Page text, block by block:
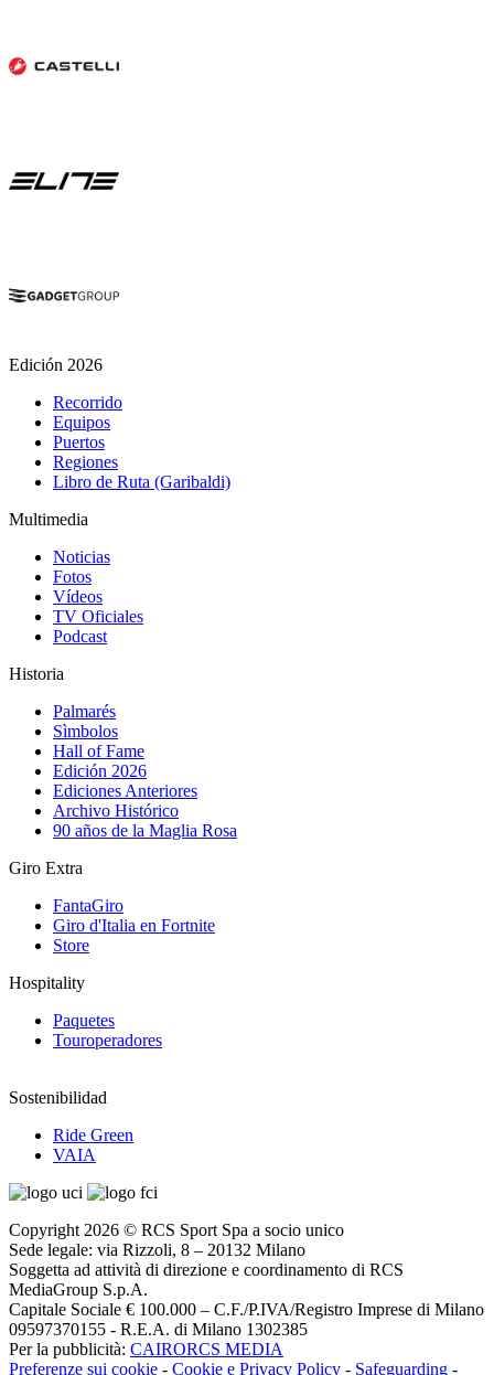
Edición 2026
Recorrido
Equipos
Puertos
Regiones
Libro de Ruta (Garibaldi)
Multimedia
Noticias
Fotos
Vídeos
TV Oficiales
Podcast
Historia
Palmarés
Sìmbolos
Hall of Fame
Edición 2026
Ediciones Anteriores
Archivo Histórico
90 años de la Maglia Rosa
Giro Extra
FantaGiro
Giro d'Italia en Fortnite
Store
Hospitality
Paquetes
Touroperadores
Sostenibilidad
Ride Green
VAIA
Copyright 2026 © RCS Sport Spa a socio unico
Sede legale: via Rizzoli, 8 – 20132 Milano
Soggetta ad attività di direzione e coordinamento di RCS
MediaGroup S.p.A.
Capitale Sociale € 100.000 – C.F./P.IVA/Registro Imprese di Milano
09597370155 - R.E.A. di Milano 1302385
Per la pubblicità: CAIRORCS MEDIA
Preferenze sui cookie - Cookie e Privacy Policy - Safeguarding -